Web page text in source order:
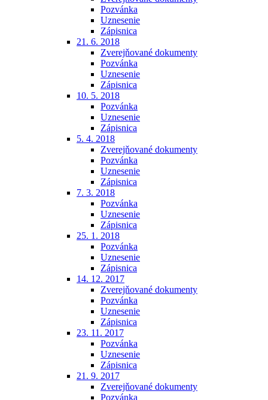
Pozvánka
Uznesenie
Zápisnica
21. 6. 2018
Zverejňované dokumenty
Pozvánka
Uznesenie
Zápisnica
10. 5. 2018
Pozvánka
Uznesenie
Zápisnica
5. 4. 2018
Zverejňované dokumenty
Pozvánka
Uznesenie
Zápisnica
7. 3. 2018
Pozvánka
Uznesenie
Zápisnica
25. 1. 2018
Pozvánka
Uznesenie
Zápisnica
14. 12. 2017
Zverejňované dokumenty
Pozvánka
Uznesenie
Zápisnica
23. 11. 2017
Pozvánka
Uznesenie
Zápisnica
21. 9. 2017
Zverejňované dokumenty
Pozvánka